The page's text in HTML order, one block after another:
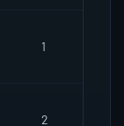
1
2